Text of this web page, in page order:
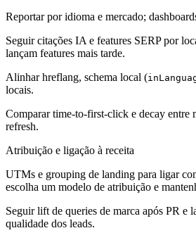
Reportar por idioma e mercado;
Seguir citações IA e features SERP por
lançam features mais tarde.
Alinhar hreflang, schema local (
locais.
Comparar time-to-first-click e decay entre
refresh.
Atribuição e ligação à receita
UTMs e grouping de landing para ligar
escolha um modelo de atribuição e
Seguir lift de queries de marca após PR e
qualidade dos leads.